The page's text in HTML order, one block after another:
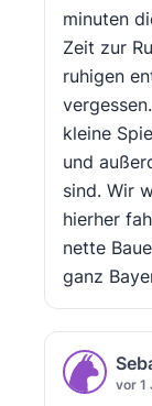
minuten
Zeit zur
ruhigen
kleine
und
sind. Wir
hierher
nette
ganz
vor 1